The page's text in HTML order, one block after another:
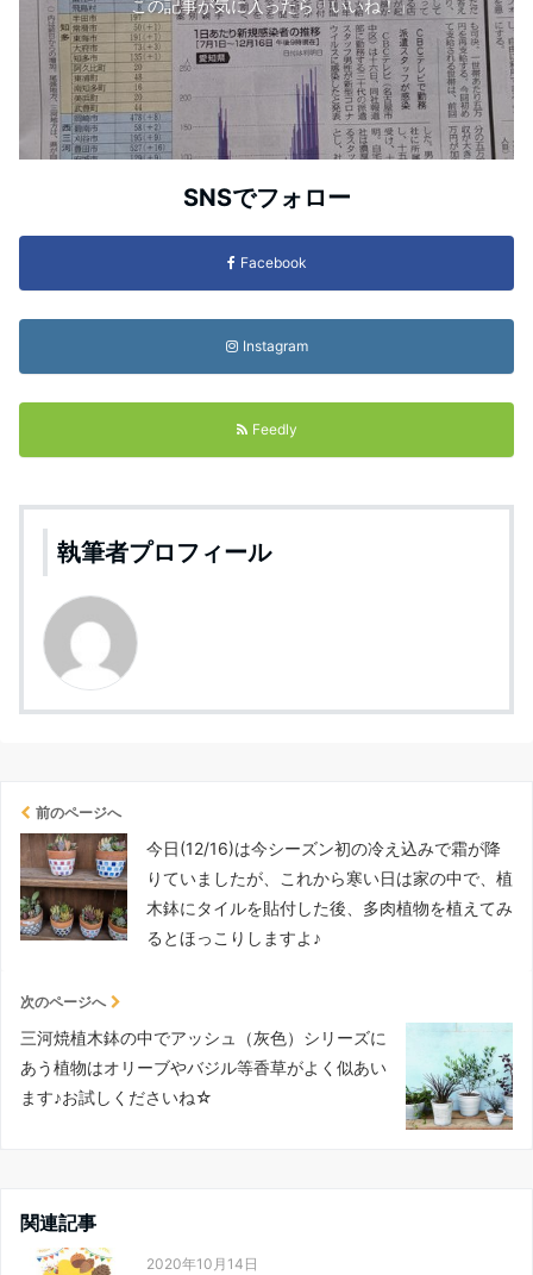
この記事が気に入ったら「いいね！」
SNSでフォロー
Facebook
Instagram
Feedly
執筆者プロフィール
前のページへ
今日(12/16)は今シーズン初の冷え込みで霜が降
りていましたが、これから寒い日は家の中で、植
木鉢にタイルを貼付した後、多肉植物を植えてみ
るとほっこりしますよ♪
次のページへ
三河焼植木鉢の中でアッシュ（灰色）シリーズに
あう植物はオリーブやバジル等香草がよく似あい
ます♪お試しくださいね☆
関連記事
2020年10月14日